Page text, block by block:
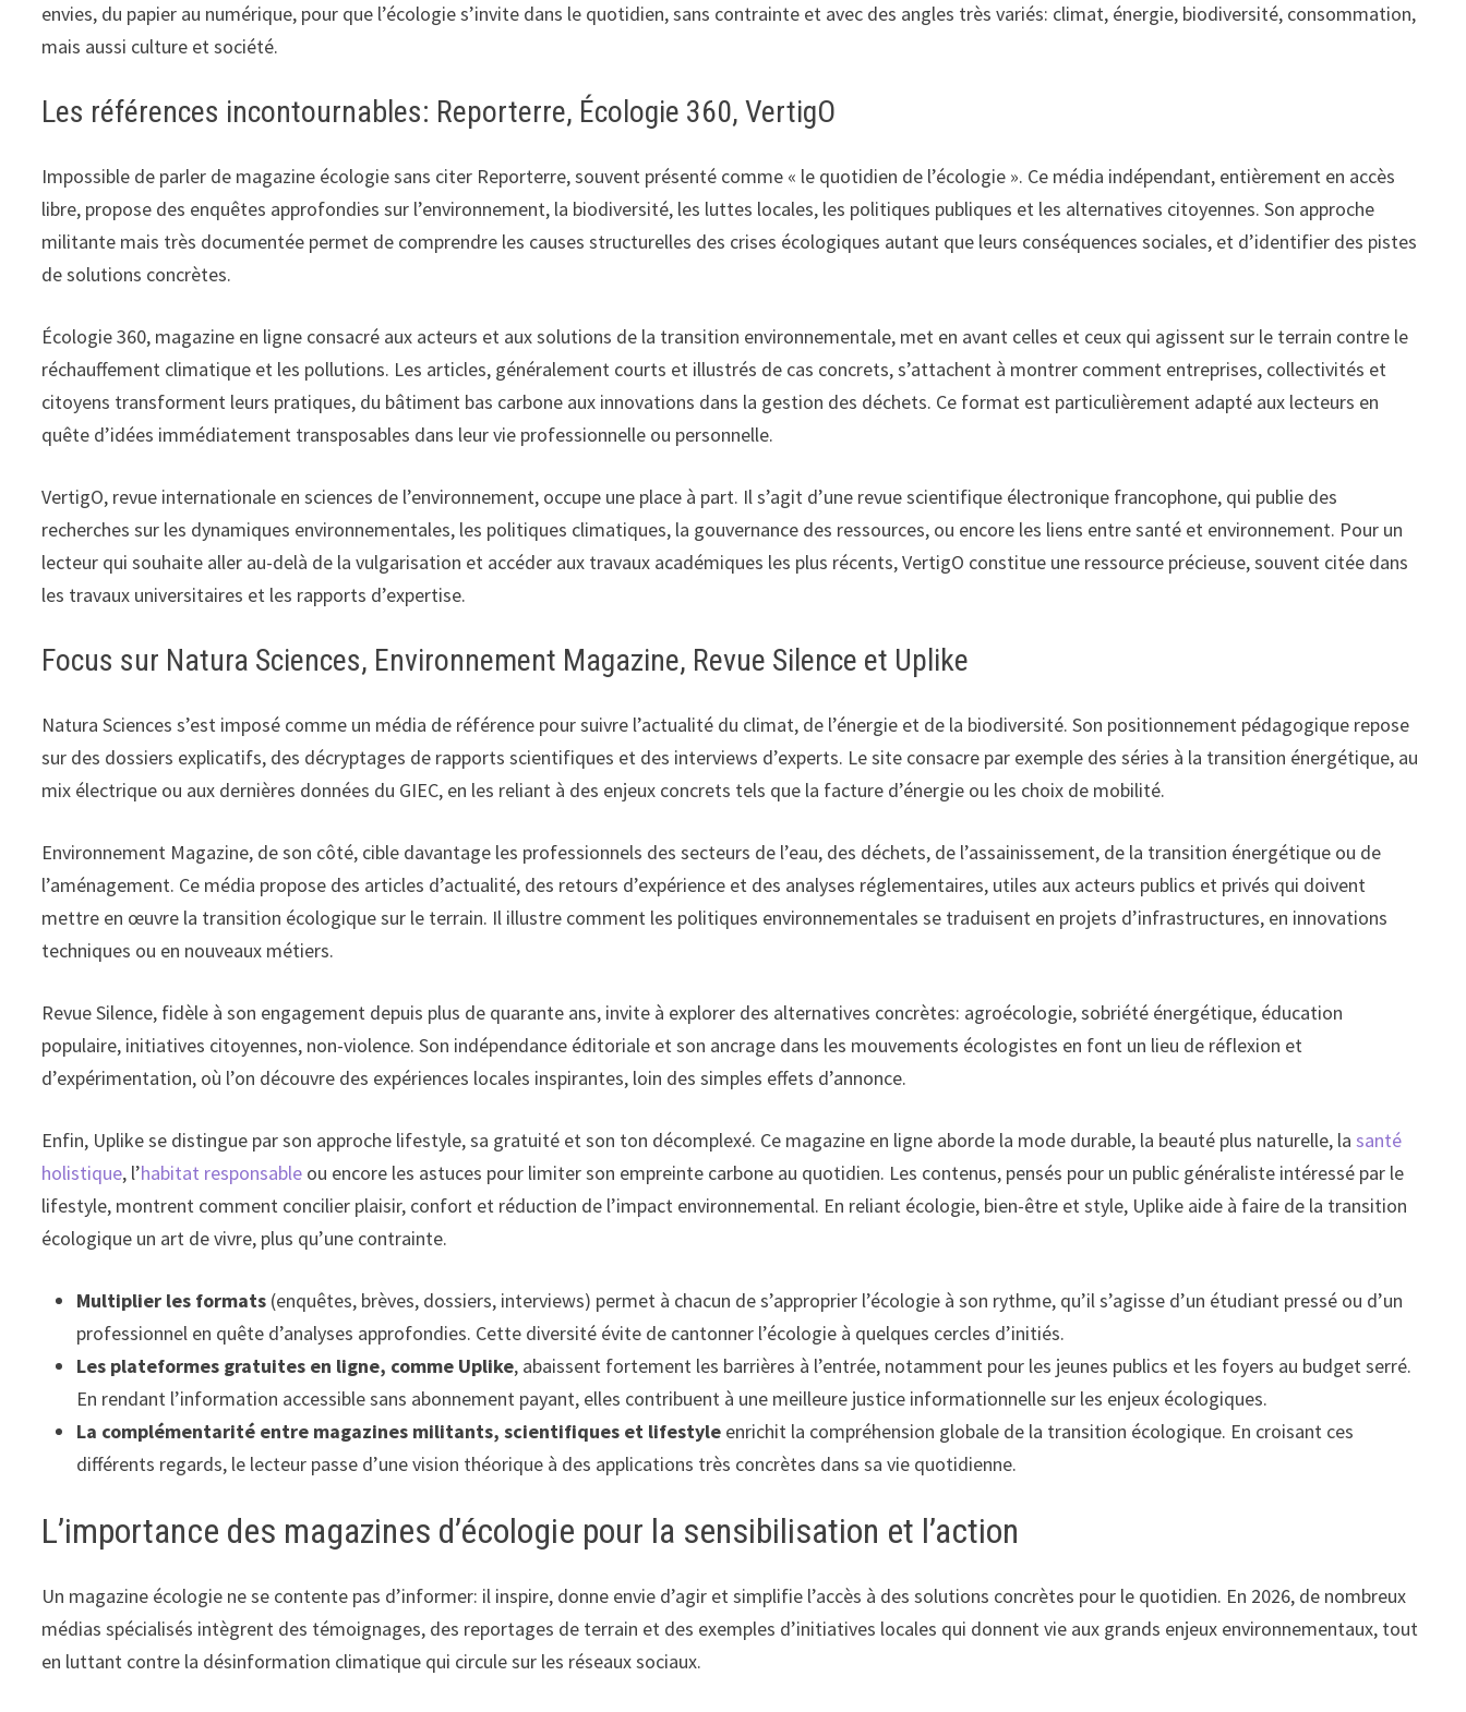
envies, du papier au numérique, pour que l’écologie s’invite dans le quotidien, sans contrainte et avec des angles très variés: climat, énergie, biodiversité, consommation,
mais aussi culture et société.
Les références incontournables: Reporterre, Écologie 360, VertigO
Impossible de parler de magazine écologie sans citer Reporterre, souvent présenté comme « le quotidien de l’écologie ». Ce média indépendant, entièrement en accès
libre, propose des enquêtes approfondies sur l’environnement, la biodiversité, les luttes locales, les politiques publiques et les alternatives citoyennes. Son approche
militante mais très documentée permet de comprendre les causes structurelles des crises écologiques autant que leurs conséquences sociales, et d’identifier des pistes
de solutions concrètes.
Écologie 360, magazine en ligne consacré aux acteurs et aux solutions de la transition environnementale, met en avant celles et ceux qui agissent sur le terrain contre le
réchauffement climatique et les pollutions. Les articles, généralement courts et illustrés de cas concrets, s’attachent à montrer comment entreprises, collectivités et
citoyens transforment leurs pratiques, du bâtiment bas carbone aux innovations dans la gestion des déchets. Ce format est particulièrement adapté aux lecteurs en
quête d’idées immédiatement transposables dans leur vie professionnelle ou personnelle.
VertigO, revue internationale en sciences de l’environnement, occupe une place à part. Il s’agit d’une revue scientifique électronique francophone, qui publie des
recherches sur les dynamiques environnementales, les politiques climatiques, la gouvernance des ressources, ou encore les liens entre santé et environnement. Pour un
lecteur qui souhaite aller au-delà de la vulgarisation et accéder aux travaux académiques les plus récents, VertigO constitue une ressource précieuse, souvent citée dans
les travaux universitaires et les rapports d’expertise.
Focus sur Natura Sciences, Environnement Magazine, Revue Silence et Uplike
Natura Sciences s’est imposé comme un média de référence pour suivre l’actualité du climat, de l’énergie et de la biodiversité. Son positionnement pédagogique repose
sur des dossiers explicatifs, des décryptages de rapports scientifiques et des interviews d’experts. Le site consacre par exemple des séries à la transition énergétique, au
mix électrique ou aux dernières données du GIEC, en les reliant à des enjeux concrets tels que la facture d’énergie ou les choix de mobilité.
Environnement Magazine, de son côté, cible davantage les professionnels des secteurs de l’eau, des déchets, de l’assainissement, de la transition énergétique ou de
l’aménagement. Ce média propose des articles d’actualité, des retours d’expérience et des analyses réglementaires, utiles aux acteurs publics et privés qui doivent
mettre en œuvre la transition écologique sur le terrain. Il illustre comment les politiques environnementales se traduisent en projets d’infrastructures, en innovations
techniques ou en nouveaux métiers.
Revue Silence, fidèle à son engagement depuis plus de quarante ans, invite à explorer des alternatives concrètes: agroécologie, sobriété énergétique, éducation
populaire, initiatives citoyennes, non-violence. Son indépendance éditoriale et son ancrage dans les mouvements écologistes en font un lieu de réflexion et
d’expérimentation, où l’on découvre des expériences locales inspirantes, loin des simples effets d’annonce.
Enfin, Uplike se distingue par son approche lifestyle, sa gratuité et son ton décomplexé. Ce magazine en ligne aborde la mode durable, la beauté plus naturelle, lasanté
holistique, l’habitat responsable ou encore les astuces pour limiter son empreinte carbone au quotidien. Les contenus, pensés pour un public généraliste intéressé par le
lifestyle, montrent comment concilier plaisir, confort et réduction de l’impact environnemental. En reliant écologie, bien-être et style, Uplike aide à faire de la transition
écologique un art de vivre, plus qu’une contrainte.
Multiplier les formats (enquêtes, brèves, dossiers, interviews) permet à chacun de s’approprier l’écologie à son rythme, qu’il s’agisse d’un étudiant pressé ou d’un
professionnel en quête d’analyses approfondies. Cette diversité évite de cantonner l’écologie à quelques cercles d’initiés.
Les plateformes gratuites en ligne, comme Uplike, abaissent fortement les barrières à l’entrée, notamment pour les jeunes publics et les foyers au budget serré.
En rendant l’information accessible sans abonnement payant, elles contribuent à une meilleure justice informationnelle sur les enjeux écologiques.
La complémentarité entre magazines militants, scientifiques et lifestyle enrichit la compréhension globale de la transition écologique. En croisant ces
différents regards, le lecteur passe d’une vision théorique à des applications très concrètes dans sa vie quotidienne.
L’importance des magazines d’écologie pour la sensibilisation et l’action
Un magazine écologie ne se contente pas d’informer: il inspire, donne envie d’agir et simplifie l’accès à des solutions concrètes pour le quotidien. En 2026, de nombreux
médias spécialisés intègrent des témoignages, des reportages de terrain et des exemples d’initiatives locales qui donnent vie aux grands enjeux environnementaux, tout
en luttant contre la désinformation climatique qui circule sur les réseaux sociaux.